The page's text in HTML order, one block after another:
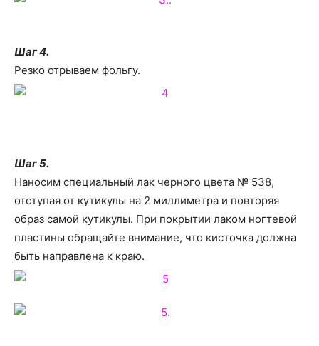
Шаг 4.
Резко отрываем фольгу.
Шаг 5.
Наносим специальный лак черного цвета № 538,
отступая от кутикулы на 2 миллиметра и повторяя
образ самой кутикулы. При покрытии лаком ногтевой
пластины обращайте внимание, что кисточка должна
быть направлена к краю.